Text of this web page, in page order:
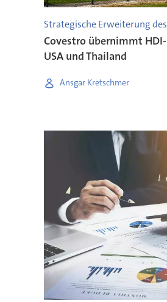
Strategische Erweiterung
Covestro übernimmt
USA und Thailand
Ansgar Kretschmer